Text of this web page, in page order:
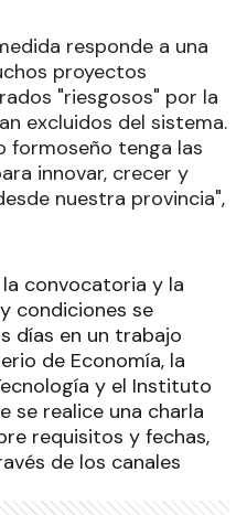
responde a una
proyectos
"riesgosos" por la
excluidos del sistema.
formoseño tenga las
innovar, crecer y
nuestra provincia",
convocatoria y la
condiciones se
días en un trabajo
de Economía, la
y el Instituto
se realice una charla
requisitos y fechas,
de los canales